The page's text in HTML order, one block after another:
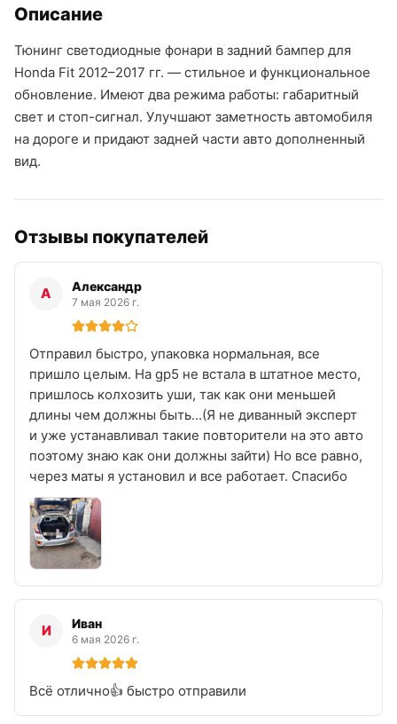
Описание
Тюнинг светодиодные фонари в задний бампер для
Honda Fit 2012–2017 гг. — стильное и функциональное
обновление. Имеют два режима работы: габаритный
свет и стоп-сигнал. Улучшают заметность автомобиля
на дороге и придают задней части авто дополненный
вид.
Отзывы покупателей
А Александр
7 мая 2026 г.
Отправил быстро, упаковка нормальная, все
пришло целым. На gp5 не встала в штатное место,
пришлось колхозить уши, так как они меньшей
длины чем должны быть...(Я не диванный эксперт
и уже устанавливал такие повторители на это авто
поэтому знаю как они должны зайти) Но все равно,
через маты я установил и все работает. Спасибо
И Иван
6 мая 2026 г.
Всё отлично👍 быстро отправили